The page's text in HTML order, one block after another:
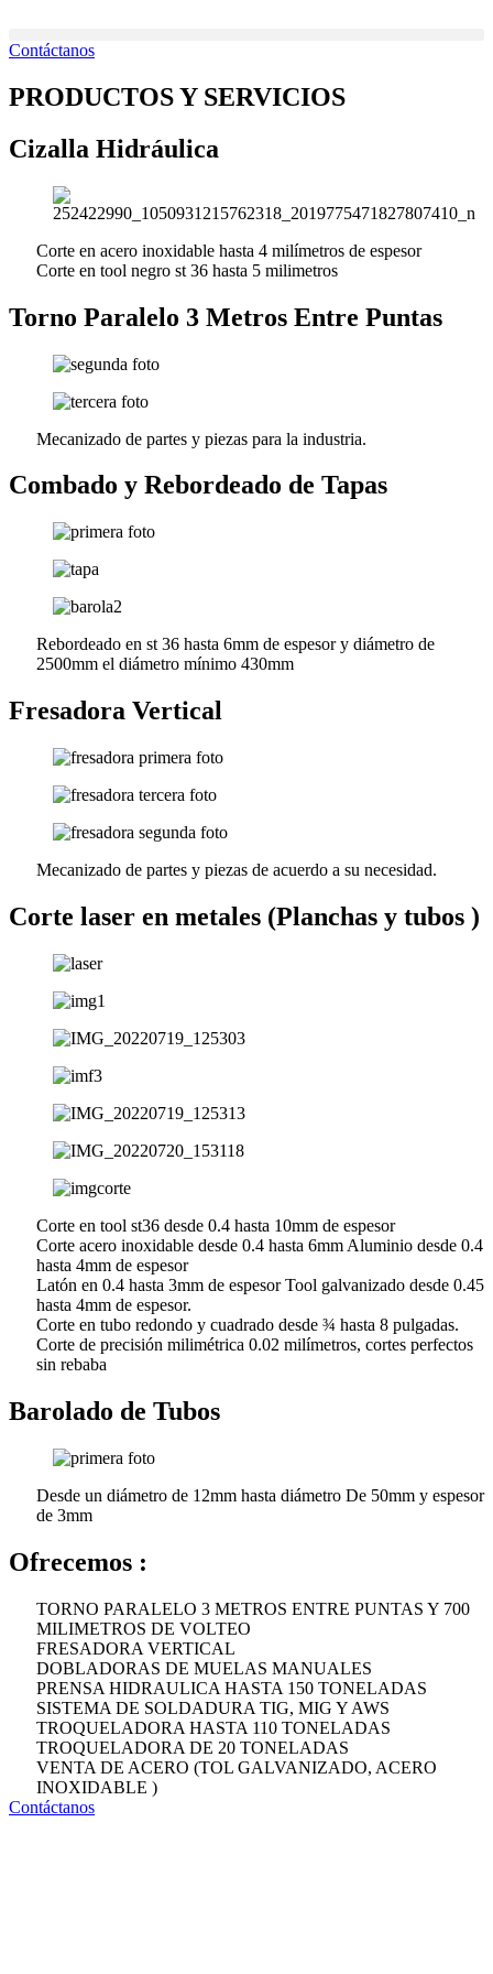
contenido
Contáctanos
PRODUCTOS Y SERVICIOS
Cizalla Hidráulica
Corte en acero inoxidable hasta 4 milímetros de espesor
Corte en tool negro st 36 hasta 5 milimetros
Torno Paralelo 3 Metros Entre Puntas
Mecanizado de partes y piezas para la industria.
Combado y Rebordeado de Tapas
Rebordeado en st 36 hasta 6mm de espesor y diámetro de
2500mm el diámetro mínimo 430mm
Fresadora Vertical
Mecanizado de partes y piezas de acuerdo a su necesidad.
Corte laser en metales (Planchas y tubos )
Corte en tool st36 desde 0.4 hasta 10mm de espesor
Corte acero inoxidable desde 0.4 hasta 6mm Aluminio desde 0.4
hasta 4mm de espesor
Latón en 0.4 hasta 3mm de espesor Tool galvanizado desde 0.45
hasta 4mm de espesor.
Corte en tubo redondo y cuadrado desde ¾ hasta 8 pulgadas.
Corte de precisión milimétrica 0.02 milímetros, cortes perfectos
sin rebaba
Barolado de Tubos
Desde un diámetro de 12mm hasta diámetro De 50mm y espesor
de 3mm
Ofrecemos :
TORNO PARALELO 3 METROS ENTRE PUNTAS Y 700
MILIMETROS DE VOLTEO
FRESADORA VERTICAL
DOBLADORAS DE MUELAS MANUALES
PRENSA HIDRAULICA HASTA 150 TONELADAS
SISTEMA DE SOLDADURA TIG, MIG Y AWS
TROQUELADORA HASTA 110 TONELADAS
TROQUELADORA DE 20 TONELADAS
VENTA DE ACERO (TOL GALVANIZADO, ACERO
INOXIDABLE )
Contáctanos